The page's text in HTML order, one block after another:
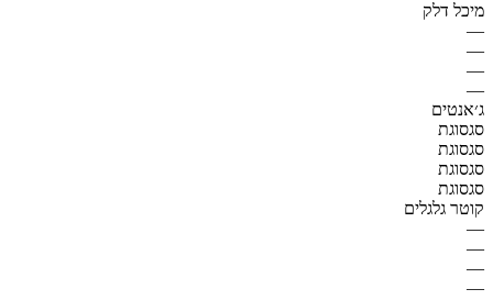
מיכל דלק
—
—
—
—
ג׳אנטים
סגסוגת
סגסוגת
סגסוגת
סגסוגת
קוטר גלגלים
—
—
—
—